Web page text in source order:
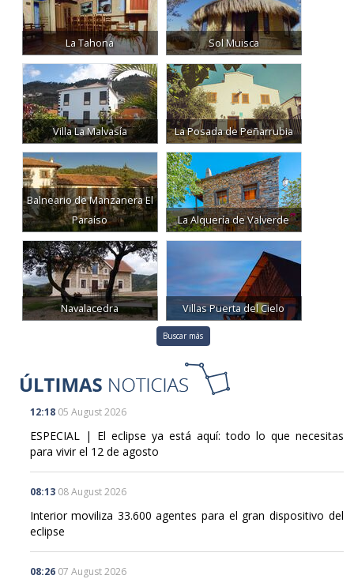
La Tahona Sol Muisca
Villa La Malvasía La Posada de Peñarrubia
Balneario de Manzanera El
Paraíso
La Alquería de Valverde
Navalacedra Villas Puerta del Cielo
Buscar más
12:18 05 August 2026
ESPECIAL | El eclipse ya está aquí: todo lo que necesitas
para vivir el 12 de agosto
08:13 08 August 2026
Interior moviliza 33.600 agentes para el gran dispositivo del
eclipse
08:26 07 August 2026